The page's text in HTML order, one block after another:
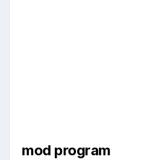
mod program